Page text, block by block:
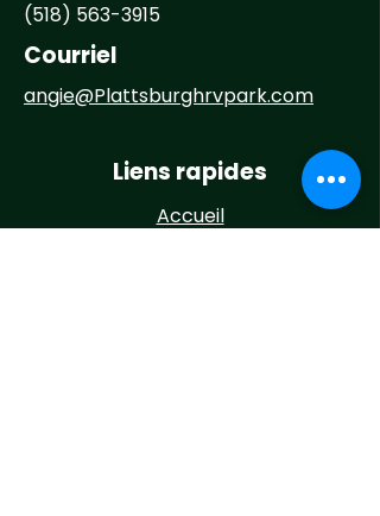
(518) 563-3915
Courriel
angie@Plattsburghrvpark.com
Liens rapides
Accueil